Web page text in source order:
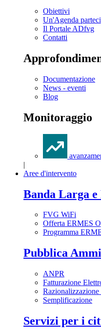
Obiettivi
Un'Agenda
Il Portale ADfvg
Contatti
Documentazione
News - eventi
Blog
Monitoraggio
|
Aree d'intervento
Banda Larga
FVG WiFi
Offerta ERMES
Programma
Pubblica
ANPR
Fatturazione
Razionalizzazione
Semplificazione
Servizi per i